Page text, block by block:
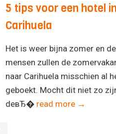
5 tips voor een hotel in
Carihuela
Het is weer bijna zomer en
mensen zullen de
naar Carihuela misschien al
geboekt. Mocht dit niet zo
deвЂ� read more →